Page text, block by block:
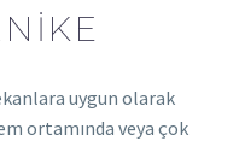
uygun olarak
ortamında veya çok